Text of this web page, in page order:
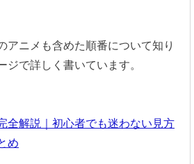
アニメも含めた順番について知り
ジで詳しく書いています。
全解説｜初心者でも迷わない見方
め